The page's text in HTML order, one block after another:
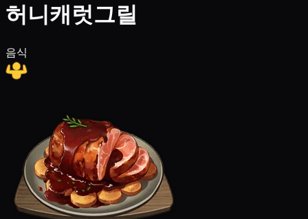
허니캐럿그릴
음식